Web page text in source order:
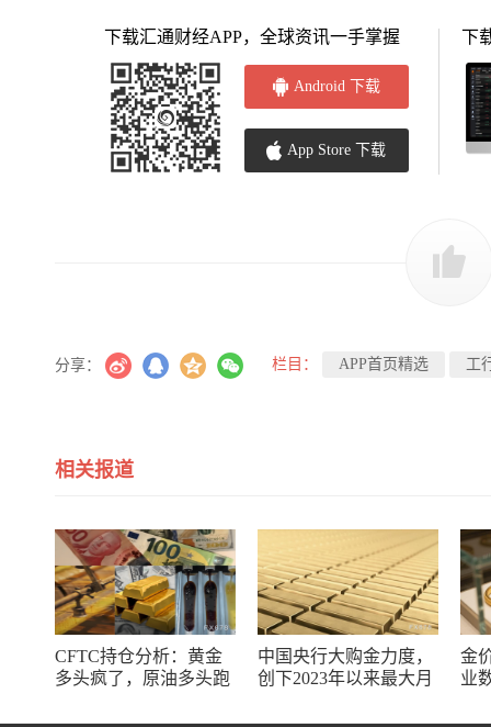
下载汇通财经APP，全球资讯一手掌握
Android 下载
App Store 下载
下
分享： 栏目： APP首页精选 工
相关报道
CFTC持仓分析：黄金
多头疯了，原油多头跑
中国央行大购金力度，
创下2023年以来最大月
金
业